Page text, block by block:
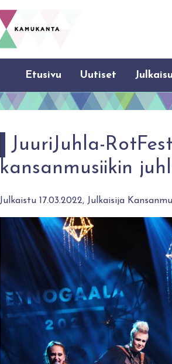
Etusivu Uutiset
JuuriJuhla-
kansanmusiikin
Julkaistu 17.03.2022, Julkaisija